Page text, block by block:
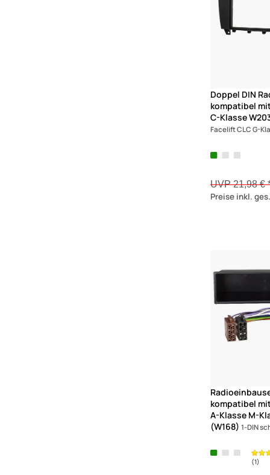
Doppel DIN
kompatibel
C-Klasse
Facelift CLC G-
UVP 21,98 €
Preise inkl.
kompatibel
A-Klasse M-
(W168) 1-DIN